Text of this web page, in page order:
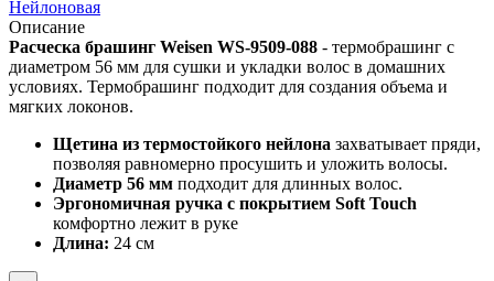
Нейлоновая
Описание
Расческа брашинг Weisen WS-9509-088 - термобрашинг с
диаметром 56 мм для сушки и укладки волос в домашних
условиях. Термобрашинг подходит для создания объема и
мягких локонов.
Щетина из термостойкого нейлона захватывает пряди,
позволяя равномерно просушить и уложить волосы.
Диаметр 56 мм подходит для длинных волос.
Эргономичная ручка с покрытием Soft Touch
комфортно лежит в руке
Длина: 24 см